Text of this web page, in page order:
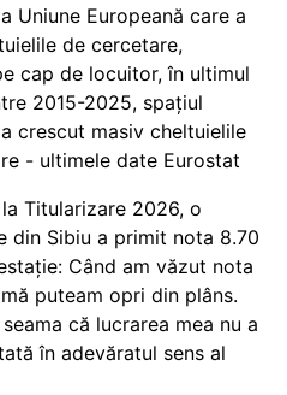
Uniune Europeană care a
de cercetare,
cap de locuitor, în ultimul
2015-2025, spațiul
crescut masiv cheltuielile
- ultimele date Eurostat
Titularizare 2026, o
din Sibiu a primit nota 8.70
Când am văzut nota
puteam opri din plâns.
că lucrarea mea nu a
în adevăratul sens al